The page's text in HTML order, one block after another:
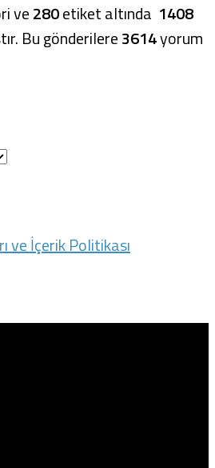
ve280etiket altında 1408
Bu gönderilere3614yorum
ve İçerik Politikası